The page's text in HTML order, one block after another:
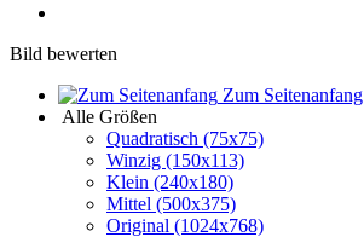
Bild bewerten
Zum Seitenanfang
Alle Größen
Quadratisch (75x75)
Winzig (150x113)
Klein (240x180)
Mittel (500x375)
Original (1024x768)